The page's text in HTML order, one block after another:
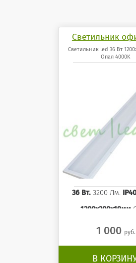
Светильник
светодиодный
1200x200x19
Светильник led 36 Вт
Опал 4000K
36 Вт. 3200 Лм.
1200x200x19мм
1 000 руб.
В